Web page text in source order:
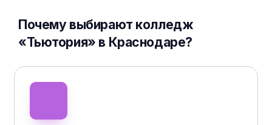
Почему выбирают колледж
«Тьютория» в Краснодаре?